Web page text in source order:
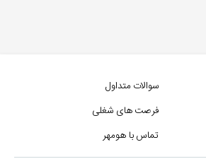
سوالات متداول
فرصت های شغلی
تماس با هومهر